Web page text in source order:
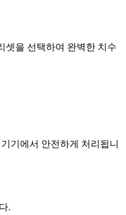
셋을 선택하여 완벽한 치수
기에서 안전하게 처리됩니
.